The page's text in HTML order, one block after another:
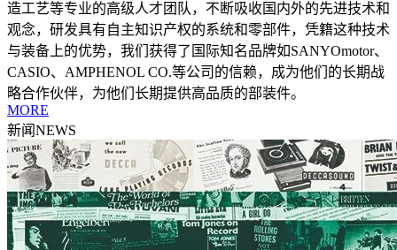
造工艺等专业的高级人才团队，不断吸收国内外的先进技术和
观念，研发具有自主知识产权的系统和零部件，凭籍这种技术
与装备上的优势，我们获得了国际知名品牌如SANYOmotor、
CASIO、AMPHENOL CO.等公司的信赖，成为他们的长期战
略合作伙伴，为他们长期提供高品质的部装件。
MORE
新闻NEWS